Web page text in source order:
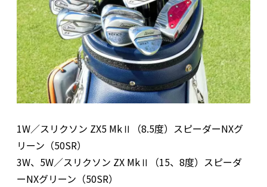
1W／スリクソン ZX5 MkⅡ（8.5度）スピーダーNXグ
リーン（50SR）
3W、5W／スリクソン ZX MkⅡ（15、8度）スピーダ
ーNXグリーン（50SR）